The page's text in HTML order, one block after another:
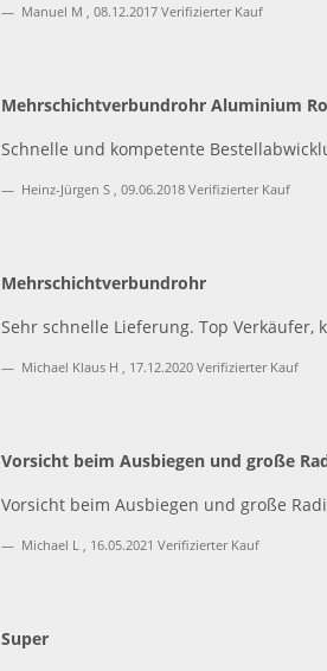
Manuel M 08.12.2017 Verifizierter Kauf
Mehrschichtverbundrohr Aluminium
Schnelle und kompetente
Heinz-Jürgen S 09.06.2018 Verifizierter Kauf
Mehrschichtverbundrohr
Sehr schnelle Lieferung. Top Verkäufer,
Michael Klaus H 17.12.2020 Verifizierter Kauf
Vorsicht beim Ausbiegen und große
Vorsicht beim Ausbiegen und große
Michael L 16.05.2021 Verifizierter Kauf
Super